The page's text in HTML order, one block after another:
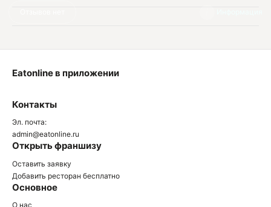
Войти
Контакты
Эл. почта:
admin@eatonline.ru
Открыть франшизу
Оставить заявку
Добавить ресторан бесплатно
Основное
О нас
Eatonline в приложении